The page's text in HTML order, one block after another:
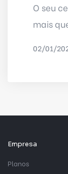
O seu
mais
02/01/
Empresa
Planos